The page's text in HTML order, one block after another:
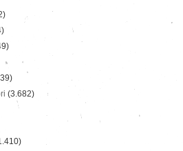
(3.682)